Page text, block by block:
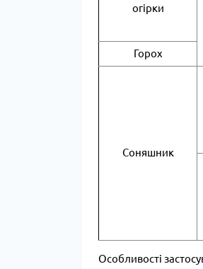
огірки
Горох
Соняшник
Особливості